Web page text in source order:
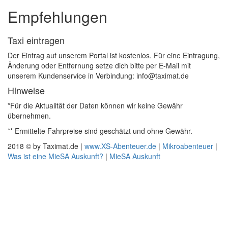
Empfehlungen
Taxi eintragen
Der Eintrag auf unserem Portal ist kostenlos. Für eine Eintragung,
Änderung oder Entfernung setze dich bitte per E-Mail mit
unserem Kundenservice in Verbindung: info@taximat.de
Hinweise
*Für die Aktualität der Daten können wir keine Gewähr
übernehmen.
** Ermittelte Fahrpreise sind geschätzt und ohne Gewähr.
2018 © by Taximat.de | www.XS-Abenteuer.de | Mikroabenteuer |
Was ist eine MieSA Auskunft? | MieSA Auskunft